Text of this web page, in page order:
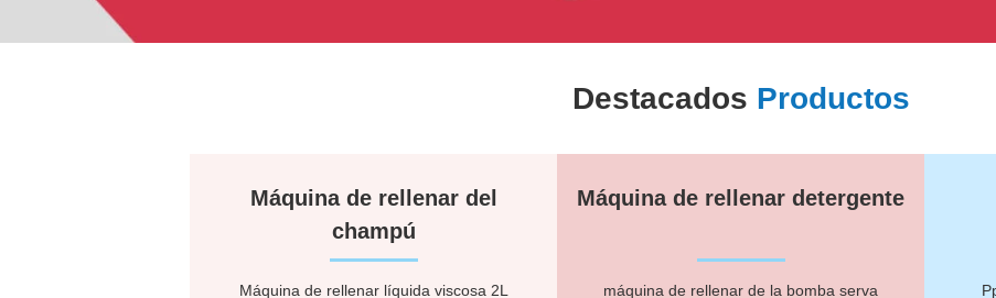
Destacados Productos
Máquina de rellenar del
champú
Máquina de rellenar líquida viscosa 2L
Máquina de rellenar detergente
máquina de rellenar de la bomba serva